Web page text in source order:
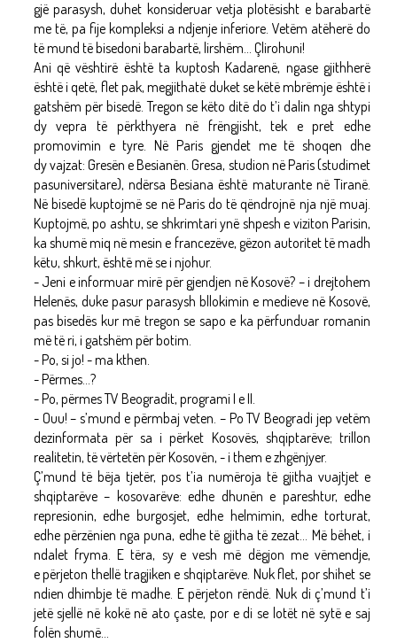
gjë parasysh, duhet konsideruar vetja plotësisht e barabartë
me të, pa fije kompleksi a ndjenje inferiore. Vetëm atëherë do
të mund të bisedoni barabartë, lirshëm... Çlirohuni!
Ani që vështirë është ta kuptosh Kadarenë, ngase gjithherë
është i qetë, flet pak, megjithatë duket se këtë mbrëmje është i
gatshëm për bisedë. Tregon se këto ditë do t’i dalin nga shtypi
dy vepra të përkthyera në frëngjisht, tek e pret edhe
promovimin e tyre. Në Paris gjendet me të shoqen dhe
dy vajzat: Gresën e Besianën. Gresa, studion në Paris (studimet
pasuniversitare), ndërsa Besiana është maturante në Tiranë.
Në bisedë kuptojmë se në Paris do të qëndrojnë nja një muaj.
Kuptojmë, po ashtu, se shkrimtari ynë shpesh e viziton Parisin,
ka shumë miq në mesin e francezëve, gëzon autoritet të madh
këtu, shkurt, është më se i njohur.
- Jeni e informuar mirë për gjendjen në Kosovë? – i drejtohem
Helenës, duke pasur parasysh bllokimin e medieve në Kosovë,
pas bisedës kur më tregon se sapo e ka përfunduar romanin
më të ri, i gatshëm për botim.
- Po, si jo! - ma kthen.
- Përmes...?
- Po, përmes TV Beogradit, programi I e II.
- Ouu! – s’mund e përmbaj veten. – Po TV Beogradi jep vetëm
dezinformata për sa i përket Kosovës, shqiptarëve; trillon
realitetin, të vërtetën për Kosovën, - i them e zhgënjyer.
Ç’mund të bëja tjetër, pos t’ia numëroja të gjitha vuajtjet e
shqiptarëve – kosovarëve: edhe dhunën e pareshtur, edhe
represionin, edhe burgosjet, edhe helmimin, edhe torturat,
edhe përzënien nga puna, edhe të gjitha të zezat... Më bëhet, i
ndalet fryma. E tëra, sy e vesh më dëgjon me vëmendje,
e përjeton thellë tragjiken e shqiptarëve. Nuk flet, por shihet se
ndien dhimbje të madhe. E përjeton rëndë. Nuk di ç’mund t’i
jetë sjellë në kokë në ato çaste, por e di se lotët në sytë e saj
folën shumë...